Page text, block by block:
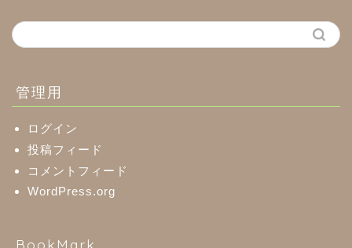
管理用
ログイン
投稿フィード
コメントフィード
WordPress.org
BookMark